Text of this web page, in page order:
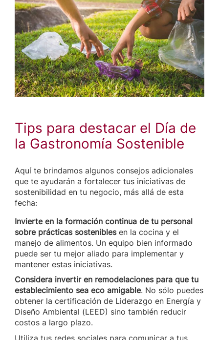
Tips para destacar el Día de
la Gastronomía Sostenible
Aquí te brindamos algunos consejos adicionales
que te ayudarán a fortalecer tus iniciativas de
sostenibilidad en tu negocio, más allá de esta
fecha:
Invierte en la formación continua de tu personal
sobre prácticas sosteniblesen la cocina y el
manejo de alimentos. Un equipo bien informado
puede ser tu mejor aliado para implementar y
mantener estas iniciativas.
Considera invertir en remodelaciones para que tu
establecimiento sea eco amigable. No sólo puedes
obtener la certificación de Liderazgo en Energía y
Diseño Ambiental (LEED) sino también reducir
costos a largo plazo.
Utiliza tus redes sociales para comunicar a tus